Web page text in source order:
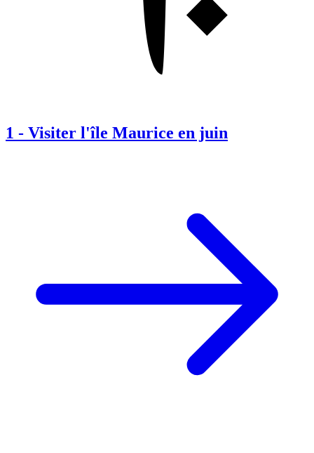
1 - Visiter l'île Maurice en juin